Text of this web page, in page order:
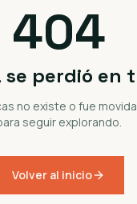
404
se perdió en
no existe o fue
seguir explorando.
Volver al inicio